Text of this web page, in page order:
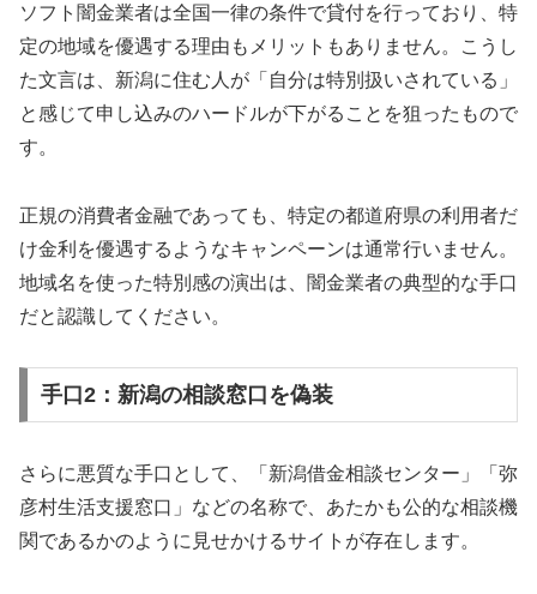
ソフト闇金業者は全国一律の条件で貸付を行っており、特
定の地域を優遇する理由もメリットもありません。こうし
た文言は、新潟に住む人が「自分は特別扱いされている」
と感じて申し込みのハードルが下がることを狙ったもので
す。
正規の消費者金融であっても、特定の都道府県の利用者だ
け金利を優遇するようなキャンペーンは通常行いません。
地域名を使った特別感の演出は、闇金業者の典型的な手口
だと認識してください。
手口2：新潟の相談窓口を偽装
さらに悪質な手口として、「新潟借金相談センター」「弥
彦村生活支援窓口」などの名称で、あたかも公的な相談機
関であるかのように見せかけるサイトが存在します。